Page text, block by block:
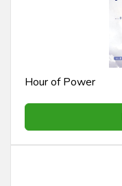
Hour of Power